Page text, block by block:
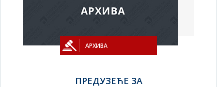
АРХИВА
ПРЕДУЗЕЋЕ ЗА